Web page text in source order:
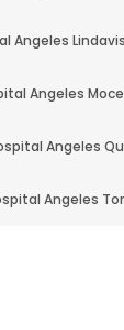
Angeles
Angeles
Angeles
Angeles